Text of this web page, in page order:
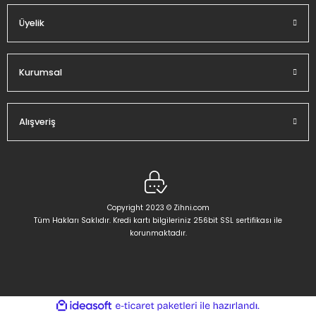
Üyelik
Kurumsal
Alışveriş
Copyright 2023 © Zihni.com
Tüm Hakları Saklıdır. Kredi kartı bilgileriniz 256bit SSL sertifikası ile
korunmaktadır.
ideasoft
e-